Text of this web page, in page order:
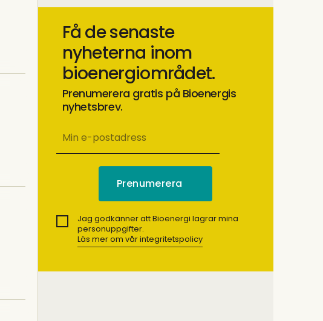
Få de senaste
nyheterna inom
bioenergiområdet.
Prenumerera gratis på Bioenergis
nyhetsbrev.
Jag godkänner att Bioenergi lagrar mina
personuppgifter.
Läs mer om vår integritetspolicy